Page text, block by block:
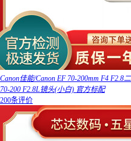
Canon佳能/Canon EF 70-200mm F4
70-200 F2.8L镜头(小白) 官方标配
200条评价